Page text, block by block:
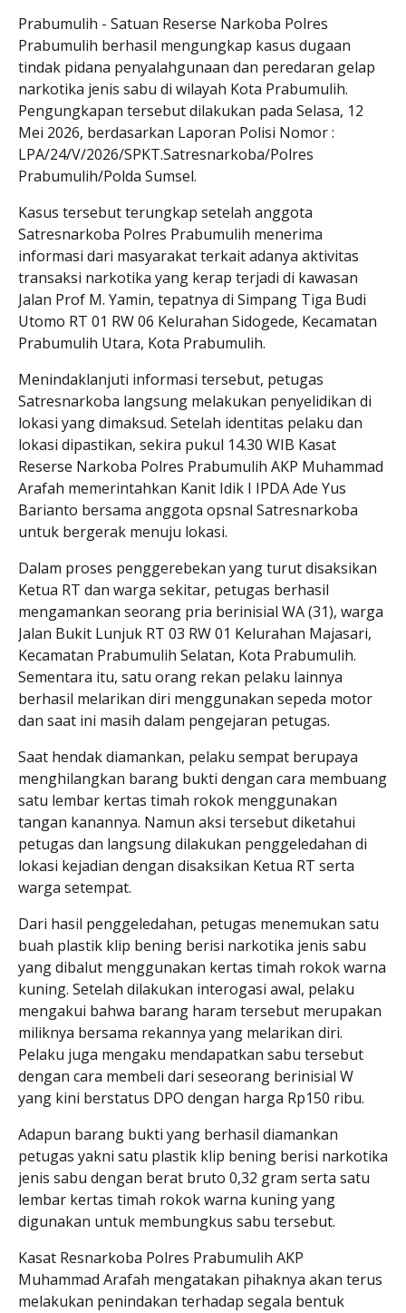
Prabumulih - Satuan Reserse Narkoba Polres
Prabumulih berhasil mengungkap kasus dugaan
tindak pidana penyalahgunaan dan peredaran gelap
narkotika jenis sabu di wilayah Kota Prabumulih.
Pengungkapan tersebut dilakukan pada Selasa, 12
Mei 2026, berdasarkan Laporan Polisi Nomor :
LPA/24/V/2026/SPKT.Satresnarkoba/Polres
Prabumulih/Polda Sumsel.
Kasus tersebut terungkap setelah anggota
Satresnarkoba Polres Prabumulih menerima
informasi dari masyarakat terkait adanya aktivitas
transaksi narkotika yang kerap terjadi di kawasan
Jalan Prof M. Yamin, tepatnya di Simpang Tiga Budi
Utomo RT 01 RW 06 Kelurahan Sidogede, Kecamatan
Prabumulih Utara, Kota Prabumulih.
Menindaklanjuti informasi tersebut, petugas
Satresnarkoba langsung melakukan penyelidikan di
lokasi yang dimaksud. Setelah identitas pelaku dan
lokasi dipastikan, sekira pukul 14.30 WIB Kasat
Reserse Narkoba Polres Prabumulih AKP Muhammad
Arafah memerintahkan Kanit Idik I IPDAAde Yus
Barianto bersama anggota opsnal Satresnarkoba
untuk bergerak menuju lokasi.
Dalam proses penggerebekan yang turut disaksikan
Ketua RT dan warga sekitar, petugas berhasil
mengamankan seorang pria berinisial WA (31), warga
Jalan Bukit Lunjuk RT 03 RW 01 Kelurahan Majasari,
Kecamatan Prabumulih Selatan, Kota Prabumulih.
Sementara itu, satu orang rekan pelaku lainnya
berhasil melarikan diri menggunakan sepeda motor
dan saat ini masih dalam pengejaran petugas.
Saat hendak diamankan, pelaku sempat berupaya
menghilangkan barang bukti dengan cara membuang
satu lembar kertas timah rokok menggunakan
tangan kanannya. Namun aksi tersebut diketahui
petugas dan langsung dilakukan penggeledahan di
lokasi kejadian dengan disaksikan Ketua RT serta
warga setempat.
Dari hasil penggeledahan, petugas menemukan satu
buah plastik klip bening berisi narkotika jenis sabu
yang dibalut menggunakan kertas timah rokok warna
kuning. Setelah dilakukan interogasi awal, pelaku
mengakui bahwa barang haram tersebut merupakan
miliknya bersama rekannya yang melarikan diri.
Pelaku juga mengaku mendapatkan sabu tersebut
dengan cara membeli dari seseorang berinisial W
yang kini berstatus DPO dengan harga Rp150 ribu.
Adapun barang bukti yang berhasil diamankan
petugas yakni satu plastik klip bening berisi narkotika
jenis sabu dengan berat bruto 0,32 gram serta satu
lembar kertas timah rokok warna kuning yang
digunakan untuk membungkus sabu tersebut.
Kasat Resnarkoba Polres Prabumulih AKP
Muhammad Arafah mengatakan pihaknya akan terus
melakukan penindakan terhadap segala bentuk